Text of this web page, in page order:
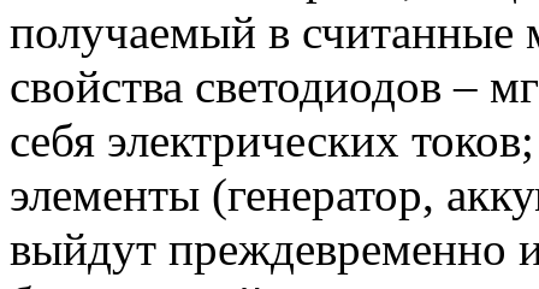
получаемый в считанные
свойства светодиодов –
себя электрических
элементы (генератор,
выйдут преждевременно